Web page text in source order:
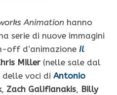
Animation hanno
serie di nuove immagini
off d’animazione Il
Miller (nelle sale dal
delle voci di Antonio
, Zach Galifianakis, Billy